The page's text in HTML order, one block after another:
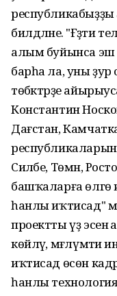
билдәләне.
алым буйынса эш
барһа ла, уны
төбәктәрҙе
Константин
Дағстан,
Силәбе, Төмән,
башҡаларға өлгө
һанлы иҡтисад"
проектты үҙ
көйләү,
иҡтисад өсөн
һанлы